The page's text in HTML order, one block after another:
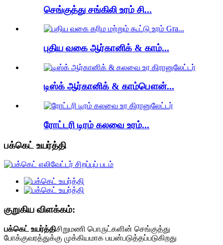
செங்குத்து சங்கிலி உரம் சி...
புதிய வகை ஆர்கானிக் & காம்...
டிஸ்க் ஆர்கானிக் & காம்பௌன்...
ரோட்டரி டிரம் கலவை உரம்...
பக்கெட் உயர்த்தி
குறுகிய விளக்கம்:
பக்கெட் உயர்த்திசிறுமணி பொருட்களின் செங்குத்து
போக்குவரத்துக்கு முக்கியமாக பயன்படுத்தப்படுகிறது